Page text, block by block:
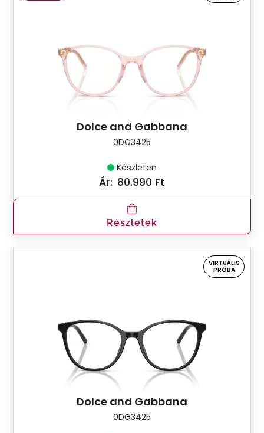
Dolce and Gabbana
0DG3425
Készleten
Ár: 80.990 Ft
Részletek
VIRTUÁLIS
PRÓBA
Dolce and Gabbana
0DG3425